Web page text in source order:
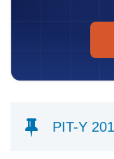
PIT-Y